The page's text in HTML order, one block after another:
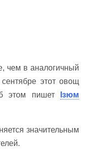
чем в аналогичный
этот овощ
этом пишет
Ізюм
значительным